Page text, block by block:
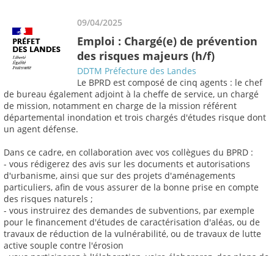
09/04/2025
Emploi : Chargé(e) de prévention
des risques majeurs (h/f)
DDTM Préfecture des Landes
Le BPRD est composé de cinq agents : le chef
de bureau également adjoint à la cheffe de service, un chargé
de mission, notamment en charge de la mission référent
départemental inondation et trois chargés d'études risque dont
un agent défense.
Dans ce cadre, en collaboration avec vos collègues du BPRD :
- vous rédigerez des avis sur les documents et autorisations
d'urbanisme, ainsi que sur des projets d'aménagements
particuliers, afin de vous assurer de la bonne prise en compte
des risques naturels ;
- vous instruirez des demandes de subventions, par exemple
pour le financement d'études de caractérisation d'aléas, ou de
travaux de réduction de la vulnérabilité, ou de travaux de lutte
active souple contre l'érosion